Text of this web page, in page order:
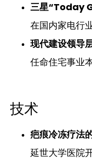
三星“Today
在国内家电行
现代建设领导
任命住宅事业
技术
疤痕冷冻疗法
延世大学医院